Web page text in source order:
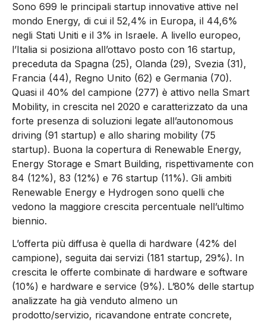
Sono 699 le principali startup innovative attive nel
mondo Energy, di cui il 52,4% in Europa, il 44,6%
negli Stati Uniti e il 3% in Israele. A livello europeo,
l’Italia si posiziona all’ottavo posto con 16 startup,
preceduta da Spagna (25), Olanda (29), Svezia (31),
Francia (44), Regno Unito (62) e Germania (70).
Quasi il 40% del campione (277) è attivo nella Smart
Mobility, in crescita nel 2020 e caratterizzato da una
forte presenza di soluzioni legate all’autonomous
driving (91 startup) e allo sharing mobility (75
startup). Buona la copertura di Renewable Energy,
Energy Storage e Smart Building, rispettivamente con
84 (12%), 83 (12%) e 76 startup (11%). Gli ambiti
Renewable Energy e Hydrogen sono quelli che
vedono la maggiore crescita percentuale nell’ultimo
biennio.
L’offerta più diffusa è quella di hardware (42% del
campione), seguita dai servizi (181 startup, 29%). In
crescita le offerte combinate di hardware e software
(10%) e hardware e service (9%). L’80% delle startup
analizzate ha già venduto almeno un
prodotto/servizio, ricavandone entrate concrete,